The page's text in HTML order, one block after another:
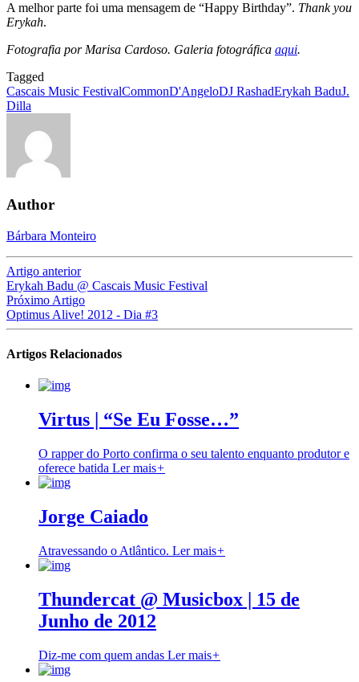
A melhor parte foi uma mensagem de “Happy Birthday”. Thank you
Erykah.
Fotografia por Marisa Cardoso. Galeria fotográfica aqui.
Tagged
Cascais Music FestivalCommonD'AngeloDJ RashadErykah BaduJ.
Dilla
Author
Bárbara Monteiro
Artigo anterior
Erykah Badu @ Cascais Music Festival
Próximo Artigo
Optimus Alive! 2012 - Dia #3
Artigos Relacionados
Virtus | “Se Eu Fosse…”
O rapper do Porto confirma o seu talento enquanto produtor e
oferece batida Ler mais+
Jorge Caiado
Atravessando o Atlântico. Ler mais+
Thundercat @ Musicbox | 15 de
Junho de 2012
Diz-me com quem andas Ler mais+